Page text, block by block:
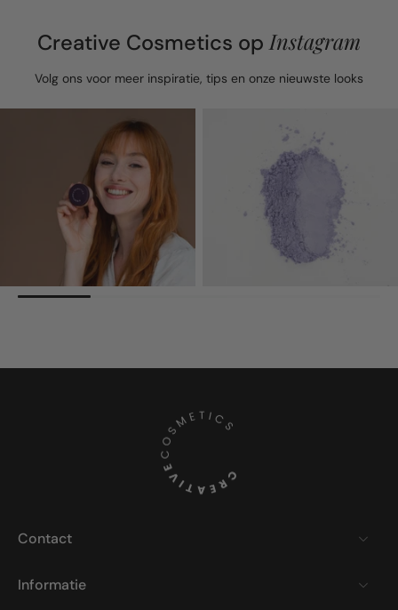
Creative Cosmetics opInstagram
Volg ons voor meer inspiratie, tips en onze nieuwste looks
Contact
Informatie